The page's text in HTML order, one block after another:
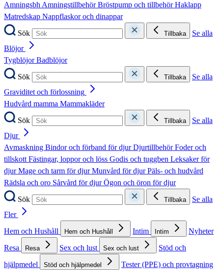
AmningsbhAmningstillbehörBröstpump och tillbehörHaklapp
Matredskap Nappflaskor och dinappar
Sök
Tillbaka
Se alla
Blöjor
TygblöjorBadblöjor
Sök
Tillbaka
Se alla
Graviditet och förlossning
Hudvård mamma Mammakläder
Sök
Tillbaka
Se alla
Djur
Avmaskning Bindor och förband för djurDjurtillbehörFoder och
tillskottFästingar, loppor och löss Godis och tuggben Leksaker för
djurMage och tarm för djurMunvård för djurPäls- och hudvård
Rädsla och oro Sårvård för djurÖgon och öron för djur
Sök
Tillbaka
Se alla
Fler
Hem och Hushåll
Hem och Hushåll Intim Intim
Nyheter
Resa
Resa Sex och lust Sex och lust
Stöd och
hjälpmedel
Stöd och hjälpmedel
Tester (PPE) och provtagning